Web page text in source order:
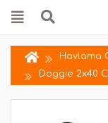
Havlama
Doggie 2x40